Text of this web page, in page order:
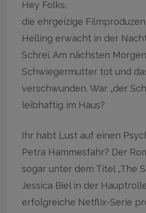
Hey Folks,
die ehrgeizige
Helling erwacht in der
Schrei. Am nächsten
Schwiegermutter tot und
verschwunden. War „der
leibhaftig im Haus?
Ihr habt Lust auf einen
Petra Hammesfahr? Der
sogar unter dem Titel „The
Jessica Biel in der
erfolgreiche Netflix-Serie